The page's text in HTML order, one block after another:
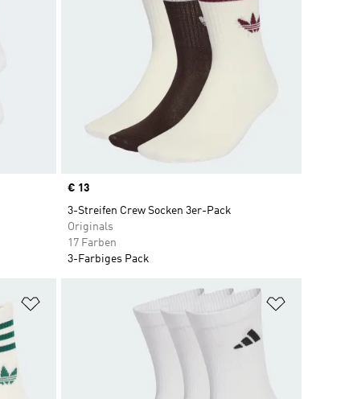
Price
€ 13
3-Streifen Crew Socken 3er-Pack
Originals
17 Farben
3-Farbiges Pack
Zur Wunschliste hinzufügen